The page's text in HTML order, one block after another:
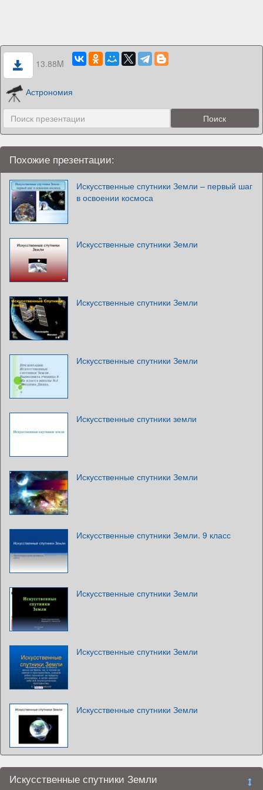
13.88M
Астрономия
Похожие презентации:
Искусственные спутники Земли – первый шаг
в освоении космоса
Искусственные спутники Земли
Искусственные спутники Земли
Искусственные спутники Земли
Искусственные спутники земли
Искусственные спутники Земли
Искусственные спутники Земли. 9 класс
Искусственные спутники Земли
Искусственные спутники Земли
Искусственные спутники Земли
Искусственные спутники Земли